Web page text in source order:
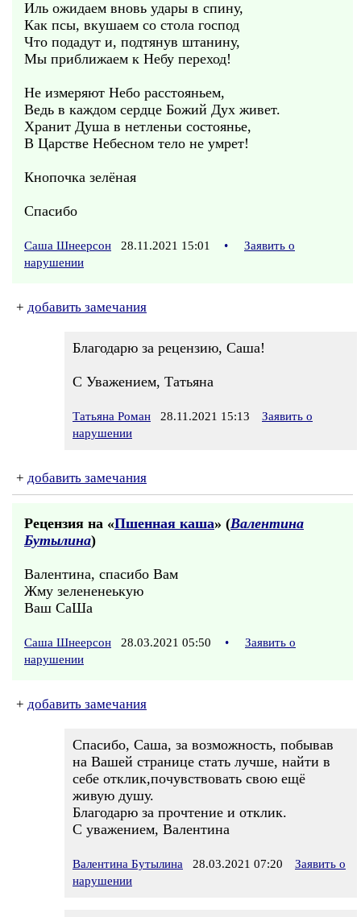
Иль ожидаем вновь удары в спину,
Как псы, вкушаем со стола господ
Что подадут и, подтянув штанину,
Мы приближаем к Небу переход!
Не измеряют Небо расстояньем,
Ведь в каждом сердце Божий Дух живет.
Хранит Душа в нетленьи состоянье,
В Царстве Небесном тело не умрет!
Кнопочка зелёная
Спасибо
Саша Шнеерсон 28.11.2021 15:01 •
Заявить о
нарушении
+ добавить замечания
Благодарю за рецензию, Саша!
С Уважением, Татьяна
Татьяна Роман 28.11.2021 15:13
Заявить о
нарушении
+ добавить замечания
Рецензия на «Пшенная каша» (Валентина
Бутылина)
Валентина, спасибо Вам
Жму зелененеькую
Ваш СаШа
Саша Шнеерсон 28.03.2021 05:50 •
Заявить о
нарушении
+ добавить замечания
Спасибо, Саша, за возможность, побывав
на Вашей странице стать лучше, найти в
себе отклик,почувствовать свою ещё
живую душу.
Благодарю за прочтение и отклик.
С уважением, Валентина
Валентина Бутылина 28.03.2021 07:20
Заявить о
нарушении